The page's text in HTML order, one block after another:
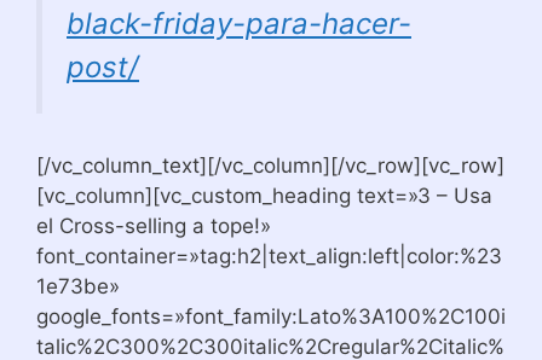
black-friday-para-hacer-
post/
[/vc_column_text][/vc_column][/vc_row][vc_row]
[vc_column][vc_custom_heading text=»3 – Usa
el Cross-selling a tope!»
font_container=»tag:h2|text_align:left|color:%23
1e73be»
google_fonts=»font_family:Lato%3A100%2C100i
talic%2C300%2C300italic%2Cregular%2Citalic%